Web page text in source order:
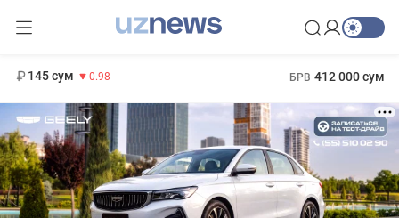
145 сум -0.98 БРВ 412 000 сум